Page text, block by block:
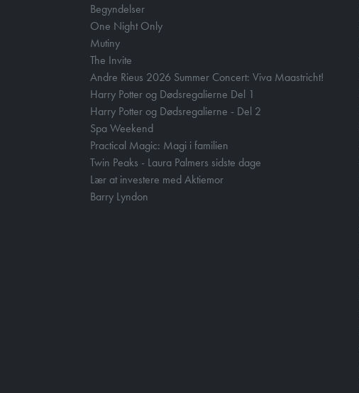
Begyndelser
One Night Only
Mutiny
The Invite
Andre Rieus 2026 Summer Concert: Viva Maastricht!
Harry Potter og Dødsregalierne Del 1
Harry Potter og Dødsregalierne - Del 2
Spa Weekend
Practical Magic: Magi i familien
Twin Peaks - Laura Palmers sidste dage
Lær at investere med Aktiemor
Barry Lyndon